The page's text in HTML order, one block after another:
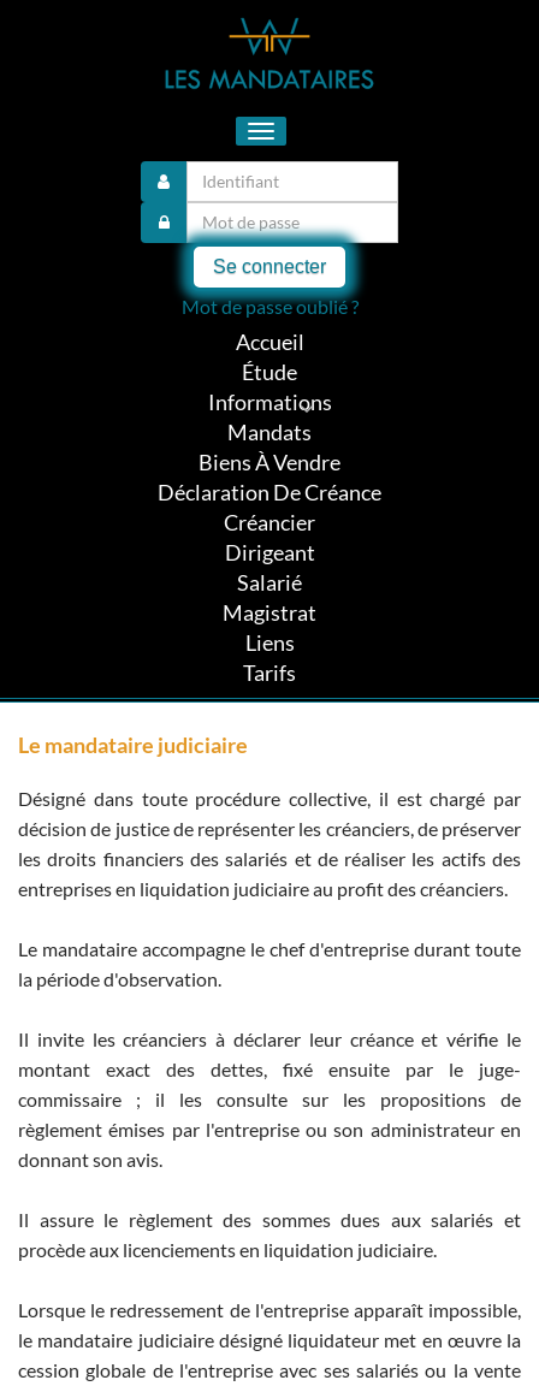
Toggle
navigation
Se connecter
Mot de passe oublié ?
Accueil
Étude
Informations
Mandats
Biens À Vendre
Déclaration De Créance
Créancier
Dirigeant
Salarié
Magistrat
Liens
Tarifs
Le mandataire judiciaire
Désigné dans toute procédure collective, il est chargé par
décision de justice de représenter les créanciers, de préserver
les droits financiers des salariés et de réaliser les actifs des
entreprises en liquidation judiciaire au profit des créanciers.
Le mandataire accompagne le chef d'entreprise durant toute
la période d'observation.
Il invite les créanciers à déclarer leur créance et vérifie le
montant exact des dettes, fixé ensuite par le juge-
commissaire ; il les consulte sur les propositions de
règlement émises par l'entreprise ou son administrateur en
donnant son avis.
Il assure le règlement des sommes dues aux salariés et
procède aux licenciements en liquidation judiciaire.
Lorsque le redressement de l'entreprise apparaît impossible,
le mandataire judiciaire désigné liquidateur met en œuvre la
cession globale de l'entreprise avec ses salariés ou la vente